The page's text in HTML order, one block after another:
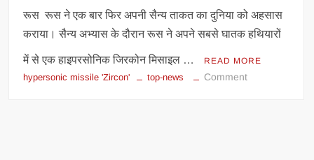
रूस रूस ने एक बार फिर अपनी सैन्य ताकत का दुनिया को अहसास
कराया। सैन्य अभ्यास के दौरान रूस ने अपने सबसे घातक हथियारों
में से एक हाइपरसोनिक जिरकोन मिसाइल … READ MORE
hypersonic missile 'Zircon' top-news Commenton